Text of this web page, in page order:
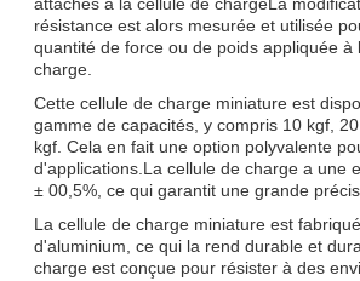
résistance est alors mesurée et utilisée
quantité de force ou de poids appliquée à
charge.
Cette cellule de charge miniature est
gamme de capacités, y compris 10 kgf,
kgf. Cela en fait une option polyvalente
d'applications.La cellule de charge a une
± 00,5%, ce qui garantit une grande
La cellule de charge miniature est
d'aluminium, ce qui la rend durable et
charge est conçue pour résister à des